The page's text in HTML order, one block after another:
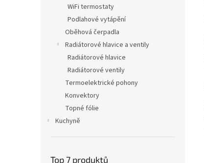
WiFi termostaty
Podlahové vytápění
Oběhová čerpadla
Radiátorové hlavice a ventily
Radiátorové hlavice
Radiátorové ventily
Termoelektrické pohony
Konvektory
Topné fólie
Kuchyně
Top 7 produktů